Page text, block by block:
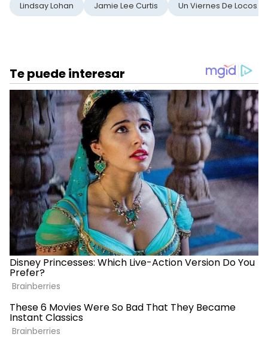
Lindsay Lohan Jamie Lee Curtis Un Viernes De Locos 2